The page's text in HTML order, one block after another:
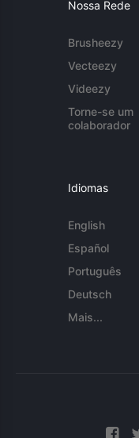
Nossa Rede
Brusheezy
Vecteezy
Videezy
Torne-se um
colaborador
Idiomas
English
Español
Português
Deutsch
Mais...